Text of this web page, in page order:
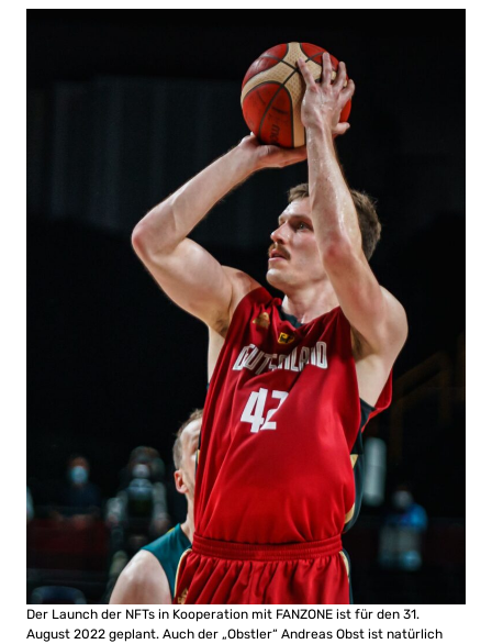
Der Launch der NFTs in Kooperation mit FANZONE ist für den 31.
August 2022 geplant. Auch der „Obstler“ Andreas Obst ist natürlich